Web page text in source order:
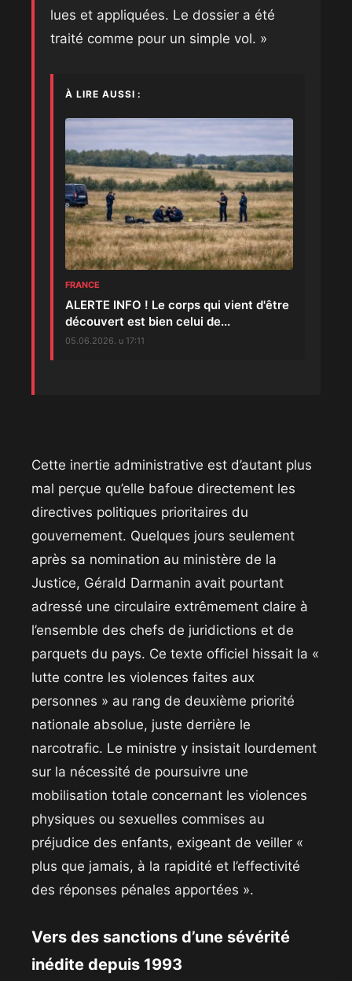
lues et appliquées. Le dossier a été
traité comme pour un simple vol. »
À LIRE AUSSI :
FRANCE
ALERTE INFO ! Le corps qui vient d'être
découvert est bien celui de...
05.06.2026. u 17:11
​Cette inertie administrative est d’autant plus
mal perçue qu’elle bafoue directement les
directives politiques prioritaires du
gouvernement. Quelques jours seulement
après sa nomination au ministère de la
Justice, Gérald Darmanin avait pourtant
adressé une circulaire extrêmement claire à
l’ensemble des chefs de juridictions et de
parquets du pays. Ce texte officiel hissait la «
lutte contre les violences faites aux
personnes » au rang de deuxième priorité
nationale absolue, juste derrière le
narcotrafic. Le ministre y insistait lourdement
sur la nécessité de poursuivre une
mobilisation totale concernant les violences
physiques ou sexuelles commises au
préjudice des enfants, exigeant de veiller «
plus que jamais, à la rapidité et l’effectivité
des réponses pénales apportées ».
​Vers des sanctions d’une sévérité
inédite depuis 1993